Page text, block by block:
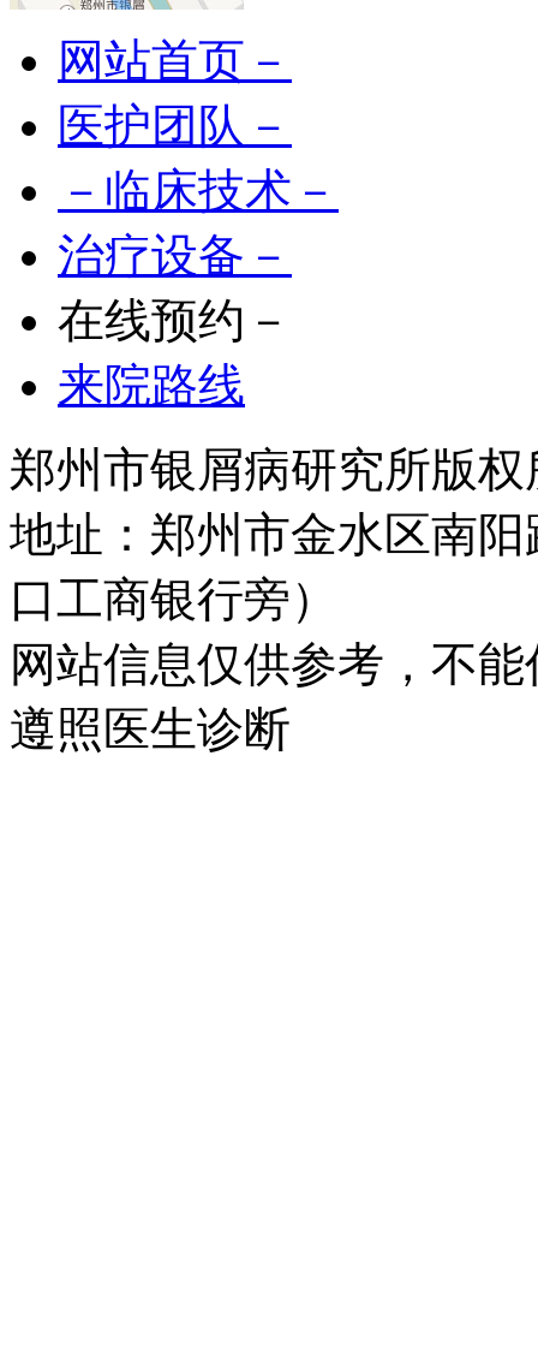
网站首页－
医护团队－
－临床技术－
治疗设备－
在线预约－
来院路线
郑州市银屑病研究所版权
地址：郑州市金水区南
口工商银行旁）
网站信息仅供参考，不
遵照医生诊断